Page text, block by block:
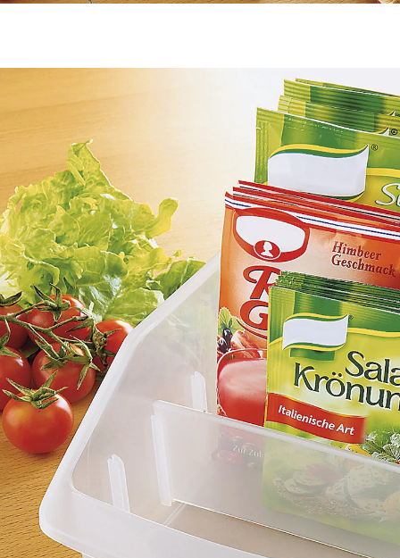
Leverbaar binnen 4-5 werkdagen
Alles op orde – ook in de keuken!
De pakjes soep liggen her en der verspreid? Dat wordt
anders met de flexi-box! Twee flexibele tussenschotten
zorgen voor stevigheid en orde.
Details
Opmerkingen & producent
Beoordelingen